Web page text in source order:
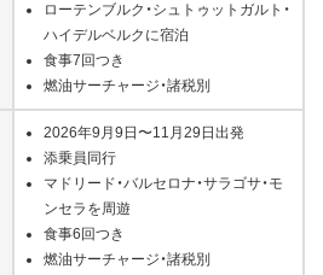
ローテンブルク・シュトゥットガルト・
ハイデルベルクに宿泊
食事7回つき
燃油サーチャージ・諸税別
2026年9月9日〜11月29日出発
添乗員同行
マドリード・バルセロナ・サラゴサ・モ
ンセラを周遊
食事6回つき
燃油サーチャージ・諸税別